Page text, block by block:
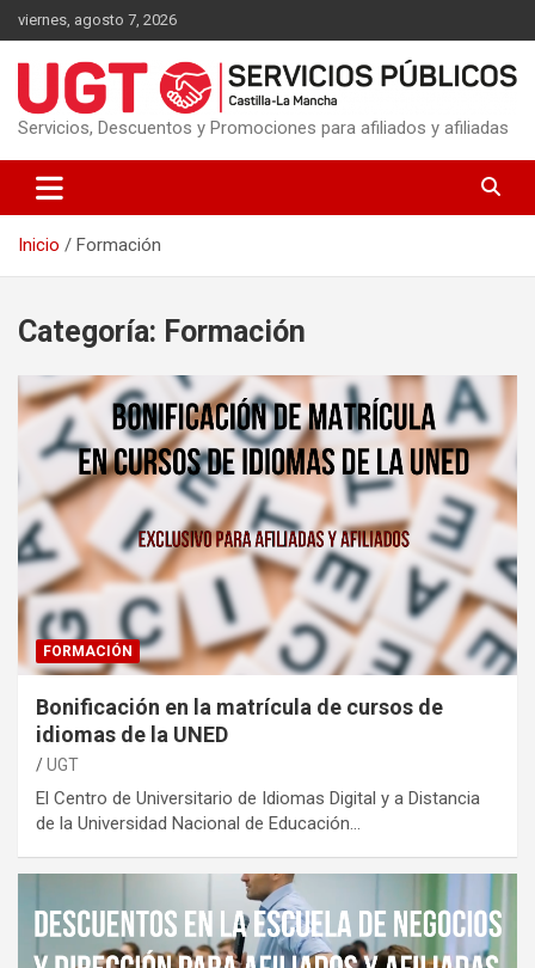
Saltar
al
contenido
viernes, agosto 7, 2026
Servicios, Descuentos y Promociones para afiliados y afiliadas
Inicio Formación
Categoría: Formación
FORMACIÓN
Bonificación en la matrícula de cursos de
idiomas de la UNED
UGT
El Centro de Universitario de Idiomas Digital y a Distancia
de la Universidad Nacional de Educación…